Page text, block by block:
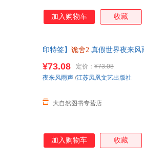
加入购物车 收藏
印特签】 诡舍2 真假世界夜来风
¥73.08 定价： ¥73.08
大自然图书专营店
夜来风雨声 /江苏凤凰文艺出版社
加入购物车 收藏